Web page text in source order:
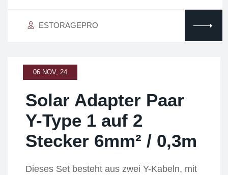
ESTORAGEPRO
06 NOV, 24
Solar Adapter Paar
Y-Type 1 auf 2
Stecker 6mm² / 0,3m
Dieses Set besteht aus zwei Y-Kabeln, mit